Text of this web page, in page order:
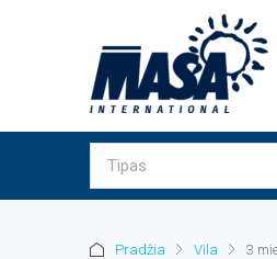
Tipas
Pradžia Vila 3